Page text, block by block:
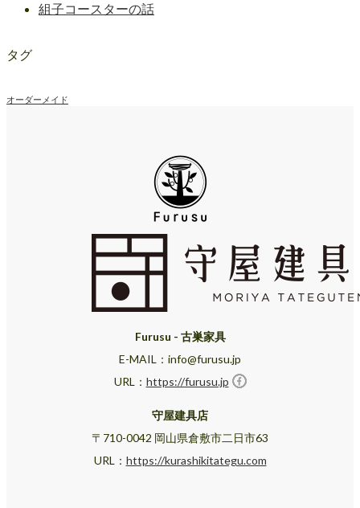
組子コースターの話
タグ
オーダーメイド
Furusu - 古巣家具
E-MAIL：info@furusu.jp
URL： https://furusu.jp
守屋建具店
〒710-0042 岡山県倉敷市二日市63
URL： https://kurashikitategu.com